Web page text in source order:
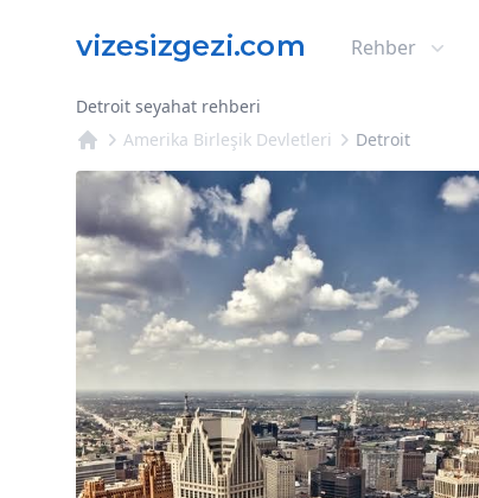
Rehber
Detroit seyahat rehberi
Amerika Birleşik Devletleri
Detroit